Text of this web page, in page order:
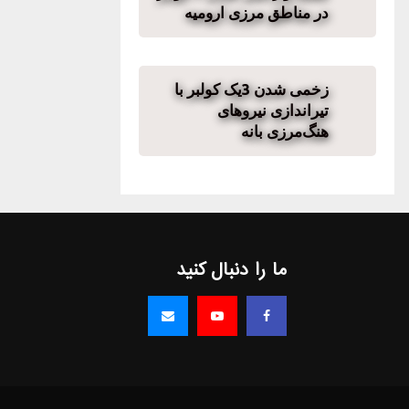
در مناطق مرزی ارومیه
زخمی شدن 3یک کولبر با
تیراندازی نیروهای
هنگ‌مرزی بانه
ما را دنبال کنید